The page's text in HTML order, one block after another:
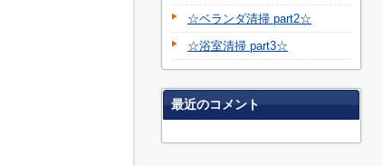
☆ベランダ清掃 part2☆
☆浴室清掃 part3☆
最近のコメント